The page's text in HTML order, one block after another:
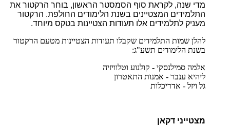
מדי שנה, לקראת סוף הסמסטר הראשון, בוחר הרקטור את
התלמידים המצטיינים בשנת הלימודים החולפת. הרקטור
מעניק לתלמידים אלו תעודות הצטיינות בטקס מיוחד.
להלן שמות התלמידים שקבלו תעודות הצטיינות מטעם הרקטור
בשנת הלימודים תשע"ג:
אלמה סמילנסקי - קולנוע וטלוויזיה
ליהיא ענבר - אמנות התאטרון
גל ויזל - אדריכלות
מצטייני דקאן